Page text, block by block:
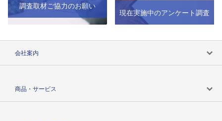
調査取材ご協力のお願い
現在実施中のアンケート調査
会社案内
商品・サービス